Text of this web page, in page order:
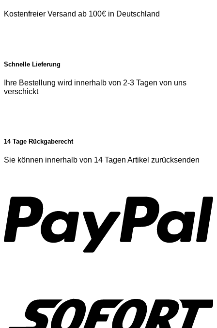
Kostenfreier Versand ab 100€ in Deutschland
Schnelle Lieferung
Ihre Bestellung wird innerhalb von 2-3 Tagen von uns
verschickt
14 Tage Rückgaberecht
Sie können innerhalb von 14 Tagen Artikel zurücksenden